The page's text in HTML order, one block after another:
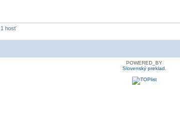
hosť
POWERED_BY
Slovenský preklad